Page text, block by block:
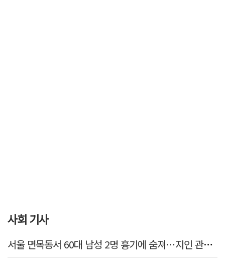
사회 기사
서울 면목동서 60대 남성 2명 흉기에 숨져…지인 관계로 추정